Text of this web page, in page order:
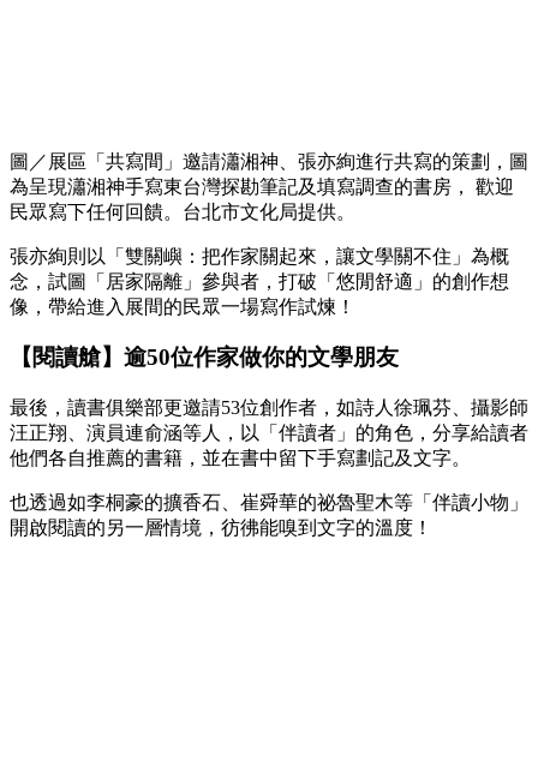
圖／展區「共寫間」邀請瀟湘神、張亦絢進行共寫的策劃，圖
為呈現瀟湘神手寫東台灣探勘筆記及填寫調查的書房， 歡迎
民眾寫下任何回饋。台北市文化局提供。
張亦絢則以「雙關嶼：把作家關起來，讓文學關不住」為概
念，試圖「居家隔離」參與者，打破「悠閒舒適」的創作想
像，帶給進入展間的民眾一場寫作試煉！
【閱讀艙】逾50位作家做你的文學朋友
最後，讀書俱樂部更邀請53位創作者，如詩人徐珮芬、攝影師
汪正翔、演員連俞涵等人，以「伴讀者」的角色，分享給讀者
他們各自推薦的書籍，並在書中留下手寫劃記及文字。
也透過如李桐豪的擴香石、崔舜華的祕魯聖木等「伴讀小物」
開啟閱讀的另一層情境，彷彿能嗅到文字的溫度！